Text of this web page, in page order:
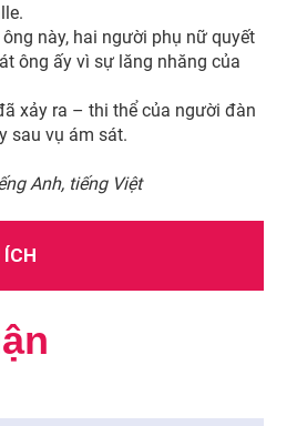
này, hai người phụ nữ quyết
ông ấy vì sự lăng nhăng của
xảy ra – thi thể của người đàn
sau vụ ám sát.
Anh, tiếng Việt
ÍCH